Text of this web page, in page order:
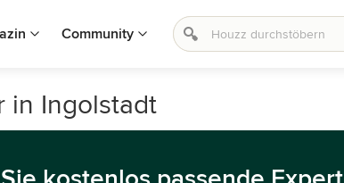
Community
in Ingolstadt